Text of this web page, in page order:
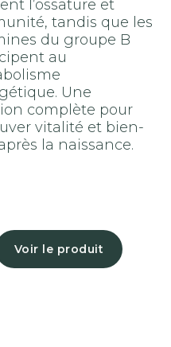
l’ossature et
tandis que les
du groupe B
au
Une
complète pour
vitalité et bien-
la naissance.
Voir le produit